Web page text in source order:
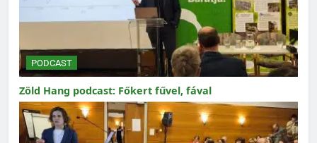
PODCAST
Zöld Hang podcast: Főkert fűvel, fával